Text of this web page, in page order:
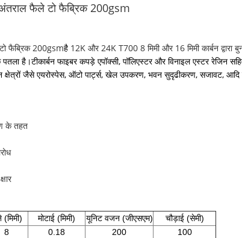
अंतराल फैले टो फैब्रिक 200gsm
फैब्रिक 200gsmहै 12K और 24K T700 8 मिमी और 16 मिमी कार्बन द्वारा
है।टीकार्बन फाइबर कपड़े एपॉक्सी, पॉलिएस्टर और विनाइल एस्टर रेजिन
क्षेत्रों जैसे एयरोस्पेस, ऑटो पार्ट्स, खेल उपकरण, भवन सुदृढीकरण, सजावट,
के तहत
(मिमी) मोटाई (मिमी) यूनिट वजन (जीएसएम)
चौड़ाई (सेमी)
8 0.18 200
100